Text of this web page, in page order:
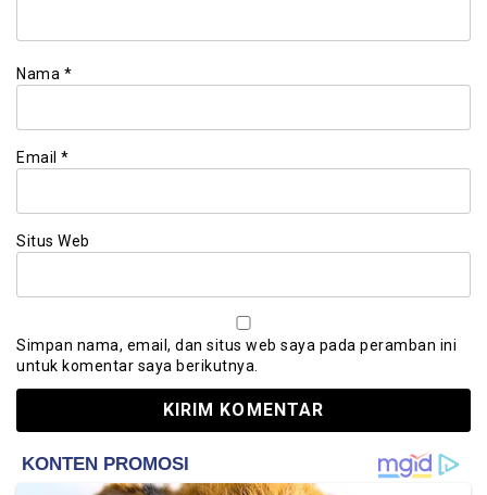
Nama *
Email *
Situs Web
Simpan nama, email, dan situs web saya pada peramban ini
untuk komentar saya berikutnya.